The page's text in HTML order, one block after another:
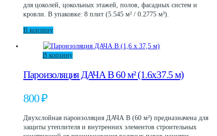
для цоколей, цокольных этажей, полов, фасадных систем и
кровли. В упаковке: 8 плит (5.545 м² / 0.2775 м³).
В корзину
В корзину
Пароизоляция ДАЧА В 60 м² (1.6х37.5 м)
800₽
Двухслойная пароизоляция ДАЧА В (60 м²) предназначена для
защиты утеплителя и внутренних элементов строительных